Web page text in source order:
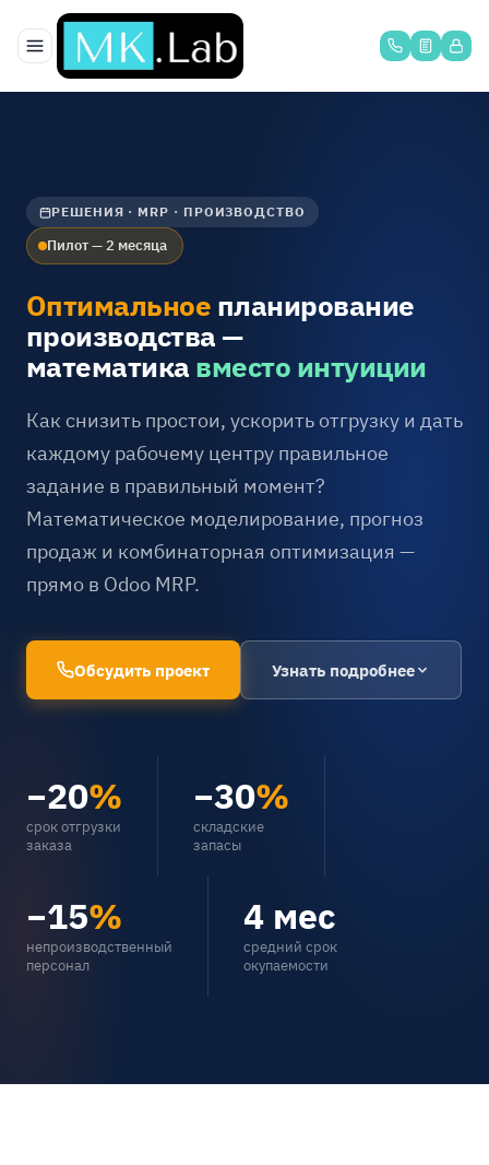
Перейти к содержимому
РЕШЕНИЯ · MRP · ПРОИЗВОДСТВО
Пилот — 2 месяца
Оптимальное планирование
производства —
математика вместо интуиции
Как снизить простои, ускорить отгрузку и дать
каждому рабочему центру правильное
задание в правильный момент?
Математическое моделирование, прогноз
продаж и комбинаторная оптимизация —
прямо в Odoo MRP.
Обсудить проект Узнать подробнее
−20%
срок отгрузки
заказа
−30%
складские
запасы
−15%
непроизводственный
персонал
4 мес
средний срок
окупаемости